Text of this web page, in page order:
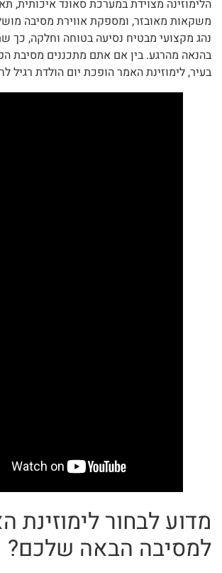
משקאות מאובזר, ומספקת אווירת מסיבה
נהג מקצועי מבטיח נסיעה בטוחה וחלקה, כך
בהנאה מהרגע. בין אם אתם מתכננים מסיבת
בעיר, לימוזינת האמר הופכת יום הולדת רגיל
מדוע לבחור לימוזינת
למסיבה הבאה שלכם?